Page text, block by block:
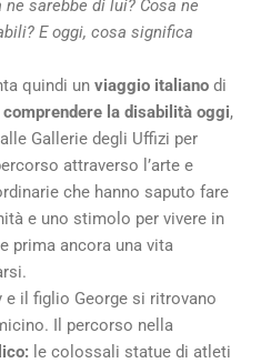
sarebbe di lui? Cosa ne
E oggi, cosa significa
quindi un viaggio italiano di
comprendere la disabilità oggi,
Gallerie degli Uffizi per
attraverso l’arte e
che hanno saputo fare
e uno stimolo per vivere in
prima ancora una vita
il figlio George si ritrovano
Il percorso nella
le colossali statue di atleti